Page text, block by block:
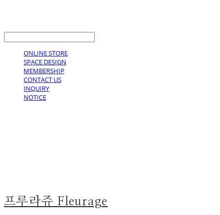
ONLINE STORE
SPACE DESIGN
MEMBERSHIP
CONTACT US
INQUIRY
NOTICE
프루라쥬 Fleurage